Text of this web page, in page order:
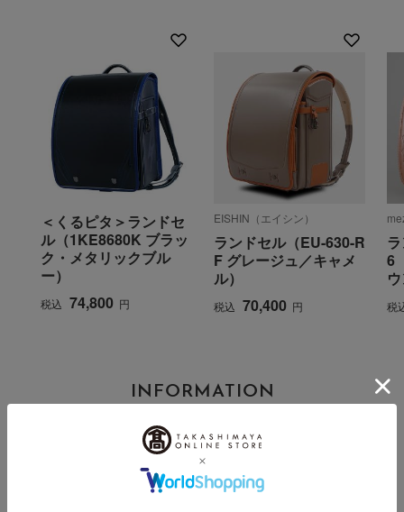
＜くるピタ＞ランドセ
ル（1KE8680K ブラッ
ク・メタリックブル
ー）
税込 74,800 円
EISHIN（エイシン）
ランドセル（EU-630-R
F グレージュ／キャメ
ル）
税込 70,400 円
6
税
INFORMATION
お届け遅延のお知らせ